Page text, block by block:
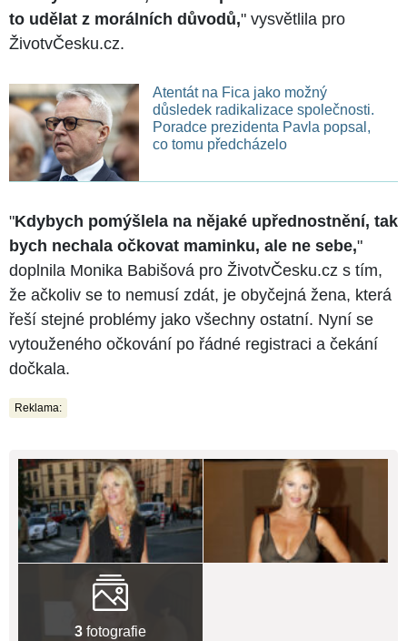
to udělat z morálních důvodů," vysvětlila pro
ŽivotvČesku.cz.
Atentát na Fica jako možný
důsledek radikalizace společnosti.
Poradce prezidenta Pavla popsal,
co tomu předcházelo
"Kdybych pomýšlela na nějaké upřednostnění, tak
bych nechala očkovat maminku, ale ne sebe,"
doplnila Monika Babišová pro ŽivotvČesku.cz s tím,
že ačkoliv se to nemusí zdát, je obyčejná žena, která
řeší stejné problémy jako všechny ostatní. Nyní se
vytouženého očkování po řádné registraci a čekání
dočkala.
Reklama:
3 fotografie